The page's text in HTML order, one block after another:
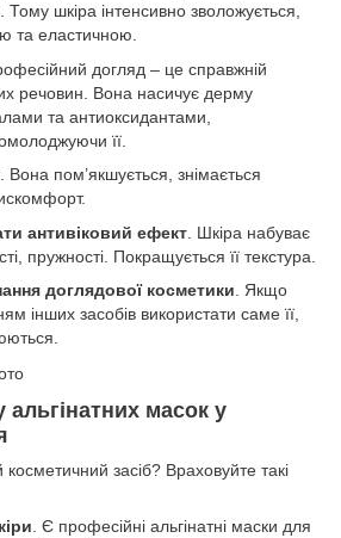
шкіра інтенсивно зволожується,
та еластичною.
догляд – це справжній
речовин. Вона насичує дерму
та антиоксидантами,
її.
. Вона пом’якшується, знімається
антивіковий ефект . Шкіра набуває
пружності. Покращується її текстура.
доглядової косметики . Якщо
інших засобів використати саме її,
масок у
засіб? Враховуйте такі
. Є професійні альгінатні маски для